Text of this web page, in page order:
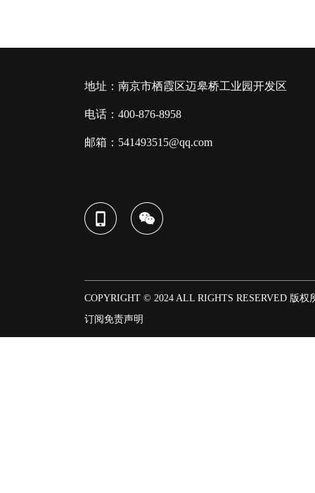
地址：南京市栖霞区迈皋桥工业园开发区
电话：400-876-8958
邮箱：541493515@qq.com
COPYRIGHT © 2024 ALL RIGHTS RESERVED 版权
订阅免责声明